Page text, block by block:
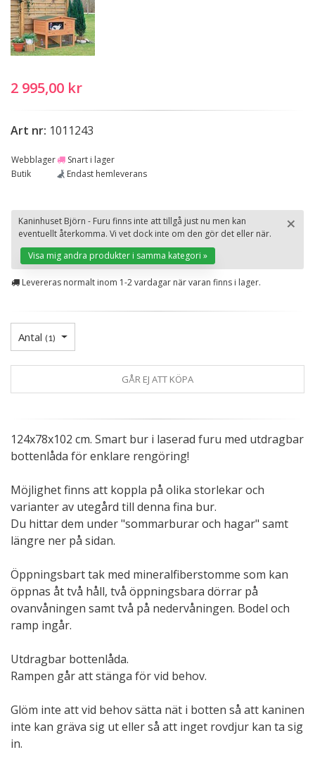
2 995,00 kr
Art nr: 1011243
Webblager
Snart i lager
Butik
Endast hemleverans
×
Kaninhuset Björn - Furu finns inte att tillgå just nu men kan
eventuellt återkomma. Vi vet dock inte om den gör det eller när.
Visa mig andra produkter i samma kategori »
Levereras normalt inom 1-2 vardagar när varan finns i lager.
Antal (1)
GÅR EJ ATT KÖPA
124x78x102 cm. Smart bur i laserad furu med utdragbar
bottenlåda för enklare rengöring!
Möjlighet finns att koppla på olika storlekar och
varianter av utegård till denna fina bur.
Du hittar dem under "sommarburar och hagar" samt
längre ner på sidan.
Öppningsbart tak med mineralfiberstomme som kan
öppnas åt två håll, två öppningsbara dörrar på
ovanvåningen samt två på nedervåningen. Bodel och
ramp ingår.
Utdragbar bottenlåda.
Rampen går att stänga för vid behov.
Glöm inte att vid behov sätta nät i botten så att kaninen
inte kan gräva sig ut eller så att inget rovdjur kan ta sig
in.